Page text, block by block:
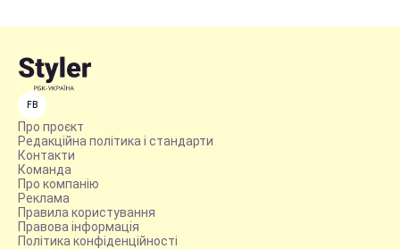
FB
Про проєкт
Редакційна політика і стандарти
Контакти
Команда
Про компанію
Реклама
Правила користування
Правова інформація
Політика конфіденційності